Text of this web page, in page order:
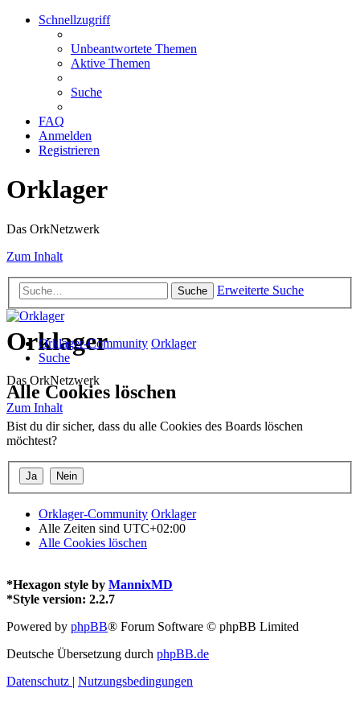
Schnellzugriff
Unbeantwortete Themen
Aktive Themen
Suche
FAQ
Anmelden
Registrieren
Orklager
Das OrkNetzwerk
Zum Inhalt
Suche Erweiterte Suche
Orklager
Das OrkNetzwerk
Zum Inhalt
Orklager-Community Orklager
Suche
Alle Cookies löschen
Bist du dir sicher, dass du alle Cookies des Boards löschen
möchtest?
Orklager-Community Orklager
Alle Zeiten sind UTC+02:00
Alle Cookies löschen
*Hexagon style by MannixMD
*Style version: 2.2.7
Powered by phpBB® Forum Software © phpBB Limited
Deutsche Übersetzung durch phpBB.de
Datenschutz | Nutzungsbedingungen